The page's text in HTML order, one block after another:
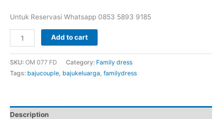
Untuk Reservasi Whatsapp 0853 5893 9185
Family
dress
baju
keluarga
satu
mom
Add to cart
SKU: OM 077 FD Category: Family dress
Tags: bajucouple bajukeluarga familydress
Description